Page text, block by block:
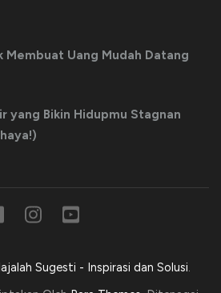
Membuat Uang Mudah Datang
yang Bikin Hidupmu Stagnan
Sugesti - Inspirasi dan Solusi.